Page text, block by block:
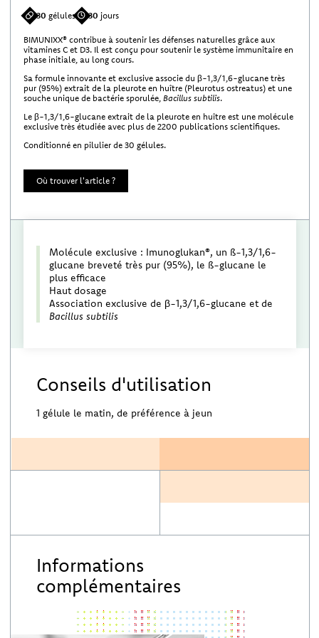
30 gélules 30 jours
BIMUNIXX® contribue à soutenir les défenses naturelles grâce aux
vitamines C et D3. Il est conçu pour soutenir le système immunitaire en
phase initiale, au long cours.
Sa formule innovante et exclusive associe du β-1,3/1,6-glucane très
pur (95%) extrait de la pleurote en huître (Pleurotus ostreatus) et une
souche unique de bactérie sporulée, Bacillus subtilis.
Le β-1,3/1,6-glucane extrait de la pleurote en huître est une molécule
exclusive très étudiée avec plus de 2200 publications scientifiques.
Conditionné en pilulier de 30 gélules.
Où trouver l'article ?
Molécule exclusive : Imunoglukan®, un ß-1,3/1,6-
glucane breveté très pur (95%), le ß-glucane le
plus efficace
Haut dosage
Association exclusive de β-1,3/1,6-glucane et de
Bacillus subtilis
Conseils d'utilisation
1 gélule le matin, de préférence à jeun
Informations
complémentaires